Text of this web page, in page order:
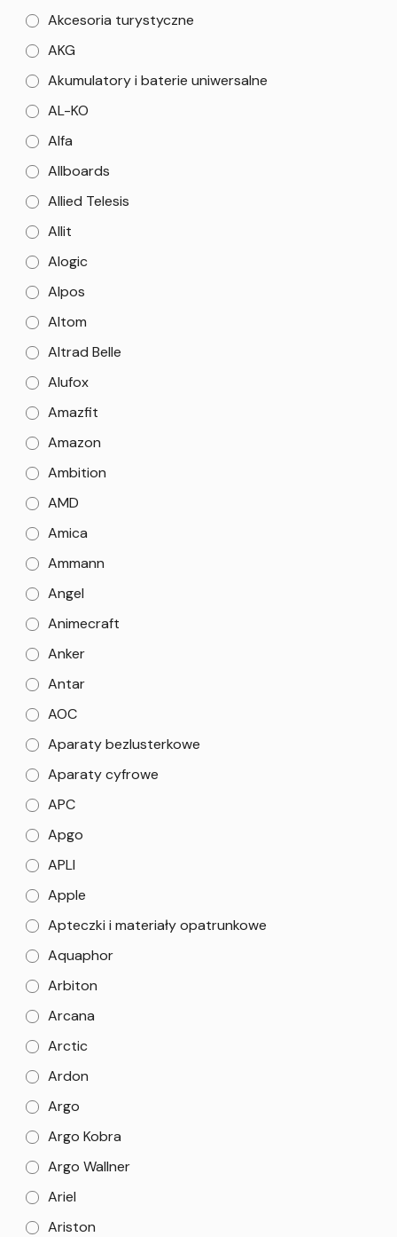
Akcesoria turystyczne
AKG
Akumulatory i baterie uniwersalne
AL-KO
Alfa
Allboards
Allied Telesis
Allit
Alogic
Alpos
Altom
Altrad Belle
Alufox
Amazfit
Amazon
Ambition
AMD
Amica
Ammann
Angel
Animecraft
Anker
Antar
AOC
Aparaty bezlusterkowe
Aparaty cyfrowe
APC
Apgo
APLI
Apple
Apteczki i materiały opatrunkowe
Aquaphor
Arbiton
Arcana
Arctic
Ardon
Argo
Argo Kobra
Argo Wallner
Ariel
Ariston